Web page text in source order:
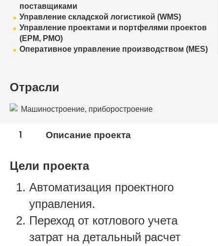
поставщиками
Управление складской логистикой (WMS)
Управление проектами и портфелями проектов
(EPM, PMO)
Оперативное управление производством (MES)
Отрасли
Машиностроение, приборостроение
1 Описание проекта
Цели проекта
Автоматизация проектного
управления.
Переход от котлового учета
затрат на детальный расчет